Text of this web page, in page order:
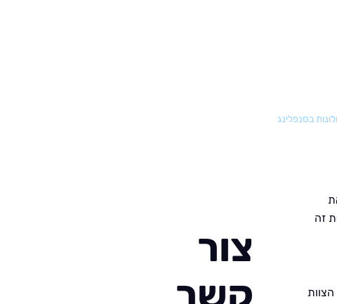
בסנפלינג
זה
צור
קשר